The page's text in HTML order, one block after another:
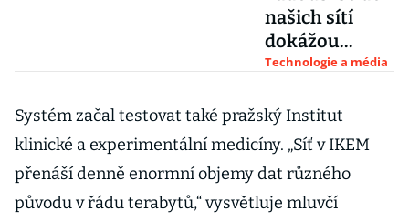
našich sítí
dokážou
dostat, říká
kybernetickou
bezpečnost z
Darktrace
Technologie a média
Systém začal testovat také pražský Institut
klinické a experimentální medicíny. „Síť v IKEM
přenáší denně enormní objemy dat různého
původu v řádu terabytů,“ vysvětluje mluvčí